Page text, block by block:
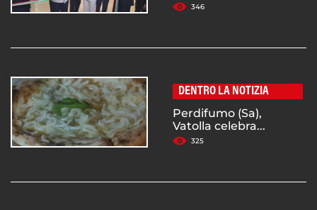
346
DENTRO LA NOTIZIA
Perdifumo (Sa),
Vatolla celebra...
325